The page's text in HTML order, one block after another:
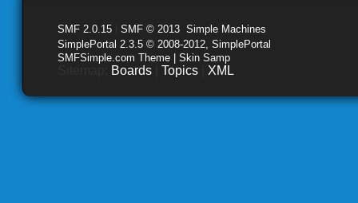
SMF 2.0.15 SMF © 2013 Simple Machines
SimplePortal 2.3.5 © 2008-2012, SimplePortal
SMFSimple.com Theme | Skin Samp
Boards Topics XML